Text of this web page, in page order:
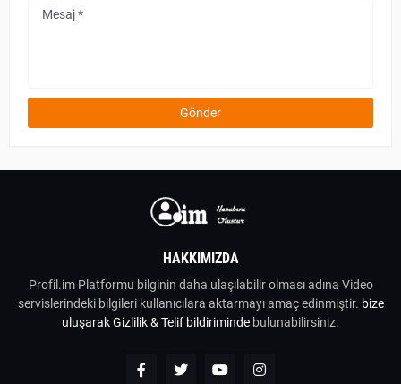
HAKKIMIZDA
Profil.im Platformu bilginin daha ulaşılabilir olması adına Video
servislerindeki bilgileri kullanıcılara aktarmayı amaç edinmiştir. bize
uluşarakGizlilik & Telif bildiriminde bulunabilirsiniz.